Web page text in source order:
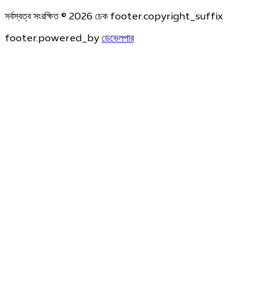
সর্বস্বত্ব সংরক্ষিত © 2026 চেক footer.copyright_suffix
footer.powered_by ডেভেলপার